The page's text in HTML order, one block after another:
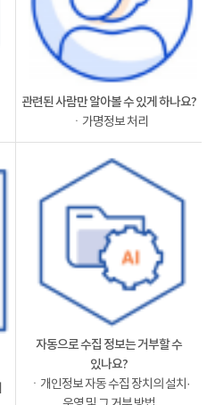
관련된 사람만 알아볼 수 있게 하나요?
ㆍ가명정보 처리
자동으로 수집 정보는 거부할 수
있나요?
ㆍ개인정보 자동 수집 장치의 설치·